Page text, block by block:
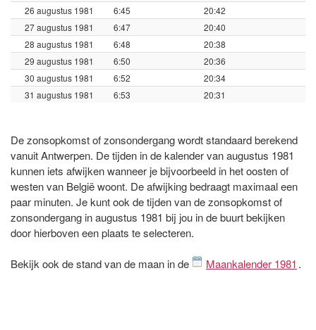
26 augustus 1981
6:45
20:42
27 augustus 1981
6:47
20:40
28 augustus 1981
6:48
20:38
29 augustus 1981
6:50
20:36
30 augustus 1981
6:52
20:34
31 augustus 1981
6:53 20:31
De zonsopkomst of zonsondergang wordt standaard berekend
vanuit Antwerpen. De tijden in de kalender van augustus 1981
kunnen iets afwijken wanneer je bijvoorbeeld in het oosten of
westen van België woont. De afwijking bedraagt maximaal een
paar minuten. Je kunt ook de tijden van de zonsopkomst of
zonsondergang in augustus 1981 bij jou in de buurt bekijken
door hierboven een plaats te selecteren.
Bekijk ook de stand van de maan in de Maankalender 1981 .